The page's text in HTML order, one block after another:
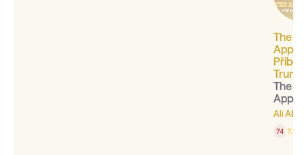
The
Příběh
The
Ali
74 7.1